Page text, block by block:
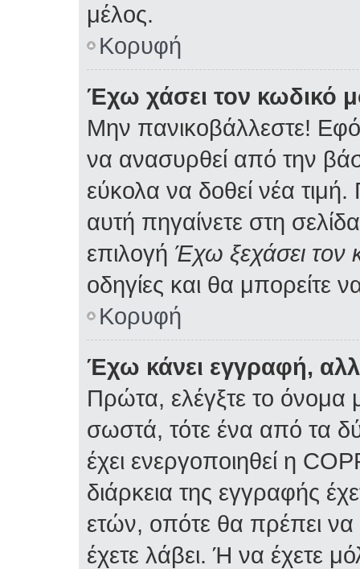
μέλος.
Κορυφή
Έχω χάσει τον κωδικό
Μην πανικοβάλλεστε!
να ανασυρθεί από την
εύκολα να δοθεί νέα τιμή.
αυτή πηγαίνετε στη
επιλογή Έχω ξεχάσει τον
οδηγίες και θα μπορείτε
Κορυφή
Έχω κάνει εγγραφή,
Πρώτα, ελέγξτε το όνομα
σωστά, τότε ένα από τα
έχει ενεργοποιηθεί η
διάρκεια της εγγραφής
ετών, οπότε θα πρέπει να
έχετε λάβει. Ή να έχετε